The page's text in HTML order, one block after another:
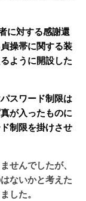
に対する感謝還
操帯に関する装
ように開設した
スワード制限は
が入ったものに
制限を掛けさせ
せんでしたが、
ないかと考えた
した。